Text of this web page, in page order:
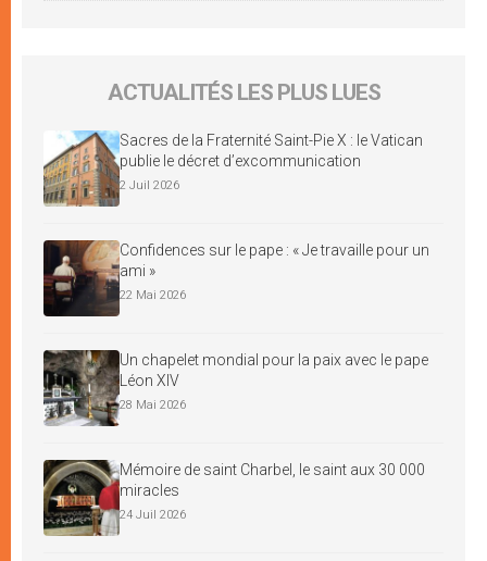
ACTUALITÉS LES PLUS LUES
Sacres de la Fraternité Saint-Pie X : le Vatican
publie le décret d’excommunication
2 Juil 2026
Confidences sur le pape : « Je travaille pour un
ami »
22 Mai 2026
Un chapelet mondial pour la paix avec le pape
Léon XIV
28 Mai 2026
Mémoire de saint Charbel, le saint aux 30 000
miracles
24 Juil 2026